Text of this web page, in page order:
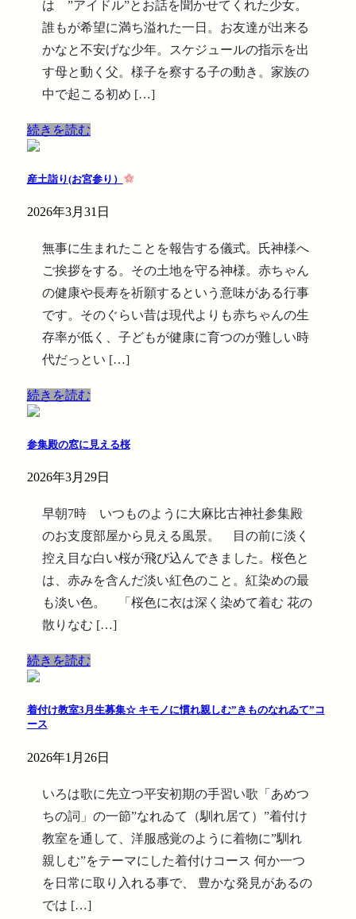
は ”アイドル”とお話を聞かせてくれた少女。
誰もが希望に満ち溢れた一日。お友達が出来る
かなと不安げな少年。スケジュールの指示を出
す母と動く父。様子を察する子の動き。家族の
中で起こる初め […]
続きを読む
産土詣り(お宮参り）
2026年3月31日
無事に生まれたことを報告する儀式。氏神様へ
ご挨拶をする。その土地を守る神様。赤ちゃん
の健康や長寿を祈願するという意味がある行事
です。そのぐらい昔は現代よりも赤ちゃんの生
存率が低く、子どもが健康に育つのが難しい時
代だっとい […]
続きを読む
参集殿の窓に見える桜
2026年3月29日
早朝7時 いつものように大麻比古神社参集殿
のお支度部屋から見える風景。 目の前に淡く
控え目な白い桜が飛び込んできました。桜色と
は、赤みを含んだ淡い紅色のこと。紅染めの最
も淡い色。 「桜色に衣は深く染めて着む 花の
散りなむ […]
続きを読む
着付け教室3月生募集☆ キモノに慣れ親しむ”きものなれゐて”コ
ース
2026年1月26日
いろは歌に先立つ平安初期の手習い歌「あめつ
ちの詞」の一節”なれゐて（馴れ居て）”着付け
教室を通して、洋服感覚のように着物に”馴れ
親しむ”をテーマにした着付けコース 何か一つ
を日常に取り入れる事で、 豊かな発見があるの
では […]